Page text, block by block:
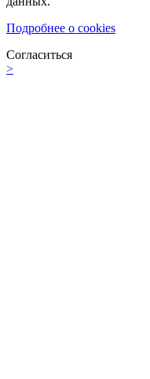
Подробнее о cookies
Согласиться
>